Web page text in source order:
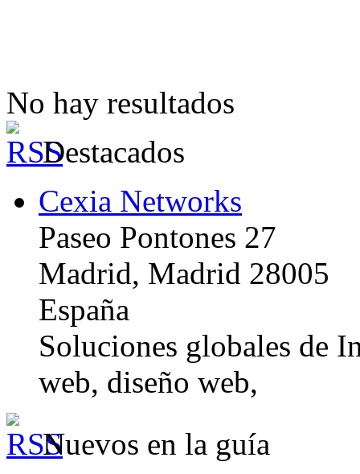
No hay resultados
Destacados
Cexia Networks
Paseo Pontones 27
Madrid, Madrid 28005
España
Soluciones globales de
web, diseño web,
Nuevos en la guía